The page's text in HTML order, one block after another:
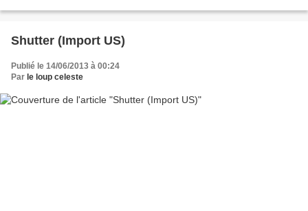
Shutter (Import US)
Publié le 14/06/2013 à 00:24
Par le loup celeste